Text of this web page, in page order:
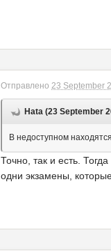
Отправлено 23 September
Hata (23 September
В недоступном
Точно, так и есть.
одни экзамены,